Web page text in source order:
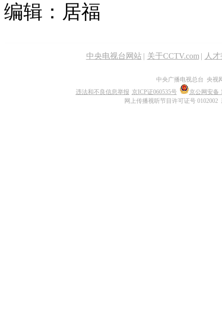
编辑：居福
中央电视台网站 | 关于CCTV.com | 人
中央广播电视总台 央视
违法和不良信息举报 京ICP证060535号
京公网安备
网上传播视听节目许可证号 0102002